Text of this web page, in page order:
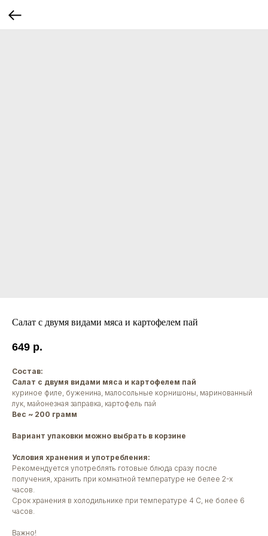
Салат с двумя видами мяса и картофелем пай
649 р.
Состав:
Салат с двумя видами мяса и картофелем пай
куриное филе, буженина, малосольные корнишоны, маринованный
лук, майонезная заправка, картофель пай
Вес ~ 200 грамм
Вариант упаковки можно выбрать в корзине
Условия хранения и употребления:
Рекомендуется употреблять готовые блюда сразу после
получения, хранить при комнатной температуре не белее 2-х
часов.
Срок хранения в холодильнике при температуре 4 С, не более 6
часов.
Важно!